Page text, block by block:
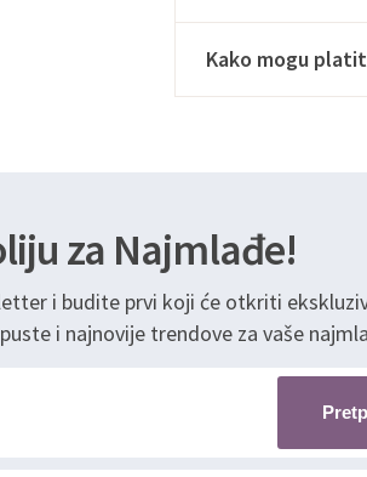
Kako mogu
za Najmlađe!
i budite prvi koji će otkriti
i najnovije trendove za vaše